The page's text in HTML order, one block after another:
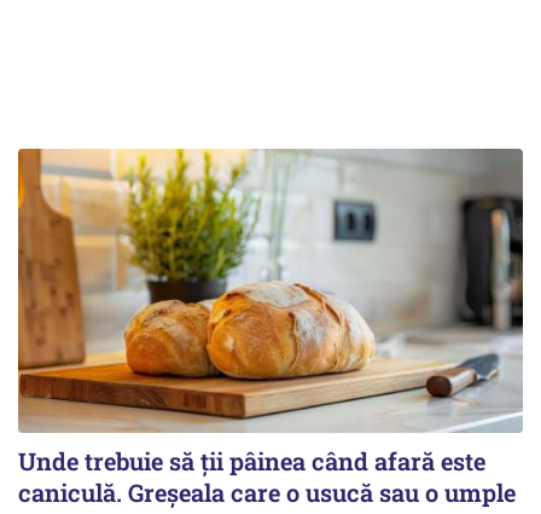
Unde trebuie să ții pâinea când afară este
caniculă. Greșeala care o usucă sau o umple